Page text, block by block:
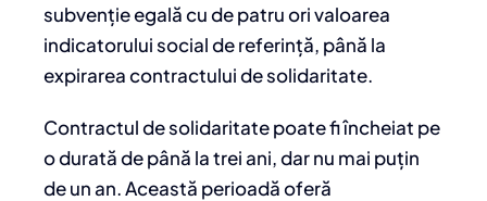
subvenție egală cu de patru ori valoarea
indicatorului social de referință, până la
expirarea contractului de solidaritate.
Contractul de solidaritate poate fi încheiat pe
o durată de până la trei ani, dar nu mai puțin
de un an. Această perioadă oferă